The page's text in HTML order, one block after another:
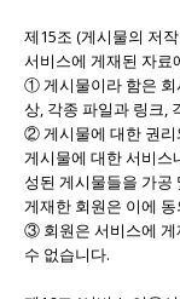
제15조 (게시물의 저
서비스에 게재된 자료
① 게시물이라 함은 회
상, 각종 파일과 링크,
② 게시물에 대한 권리
게시물에 대한 서비스
성된 게시물들을 가공
게재한 회원은 이에
③ 회원은 서비스에 게
수 없습니다.